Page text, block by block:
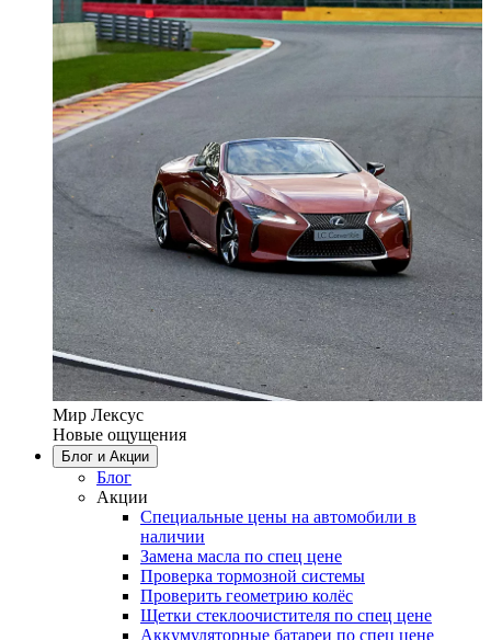
Мир Лексус
Новые ощущения
Блог и Акции
Блог
Акции
Специальные цены на автомобили в
наличии
Замена масла по спец цене
Проверка тормозной системы
Проверить геометрию колёс
Щетки стеклоочистителя по спец цене
Аккумуляторные батареи по спец цене